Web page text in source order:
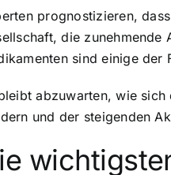
prognostizieren,
die
sind einige der
abzuwarten, wie
und der steigenden